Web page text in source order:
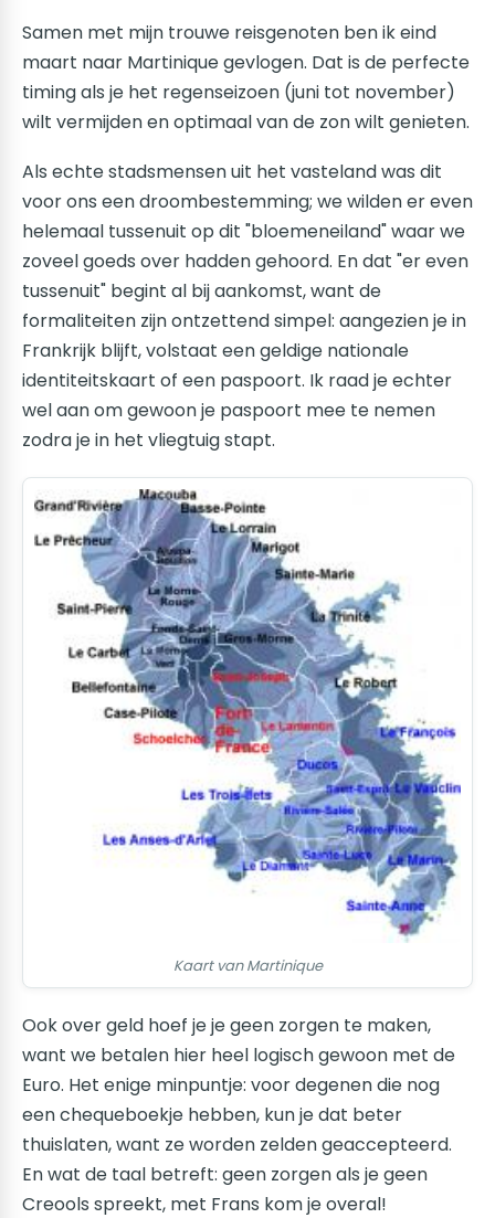
Samen met mijn trouwe reisgenoten ben ik eind
maart naar Martinique gevlogen. Dat is de perfecte
timing als je het regenseizoen (juni tot november)
wilt vermijden en optimaal van de zon wilt genieten.
Als echte stadsmensen uit het vasteland was dit
voor ons een droombestemming; we wilden er even
helemaal tussenuit op dit "bloemeneiland" waar we
zoveel goeds over hadden gehoord. En dat "er even
tussenuit" begint al bij aankomst, want de
formaliteiten zijn ontzettend simpel: aangezien je in
Frankrijk blijft, volstaat een geldige nationale
identiteitskaart of een paspoort. Ik raad je echter
wel aan om gewoon je paspoort mee te nemen
zodra je in het vliegtuig stapt.
Kaart van Martinique
Ook over geld hoef je je geen zorgen te maken,
want we betalen hier heel logisch gewoon met de
Euro. Het enige minpuntje: voor degenen die nog
een chequeboekje hebben, kun je dat beter
thuislaten, want ze worden zelden geaccepteerd.
En wat de taal betreft: geen zorgen als je geen
Creools spreekt, met Frans kom je overal!